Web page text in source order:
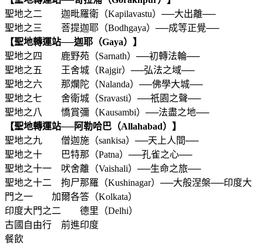
聖地之二 迦毗羅衛（Kapilavastu）──大出離──
聖地之三 菩提迦耶（Bodhgaya）──成等正覺──
【聖地轉運站──迦耶（Gaya）】
聖地之四 鹿野苑（Sarnath）──初轉法輪──
聖地之五 王舍城（Rajgir）──弘法之域──
聖地之六 那爛陀（Nalanda）──佛學大城──
聖地之七 舍衛城（Sravasti）──祇園之聲──
聖地之八 憍賞彌（Kausambi）──法盡之地──
【聖地轉運站──阿勒哈巴（Allahabad）】
聖地之九 僧迦施（sankisa）──天上人間──
聖地之十 巴特那（Patna）──孔雀之心──
聖地之十一 吠舍離（Vaishali）──生命之旅──
聖地之十二 拘尸那羅（Kushinagar）──大般涅槃──印度大
門之一 加爾各答（Kolkata）
印度大門之二 德里（Delhi）
古國自由行 前進印度
餐飲